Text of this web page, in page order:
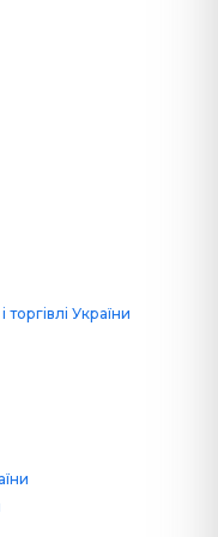
України